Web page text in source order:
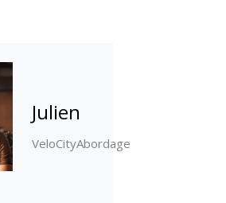
Julien
VeloCityAbordage